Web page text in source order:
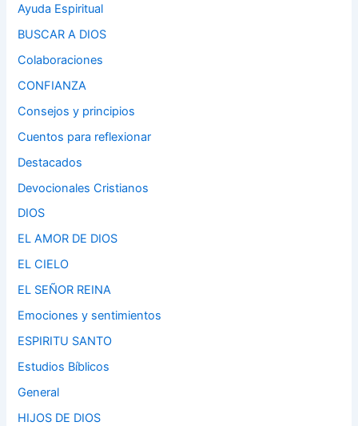
Ayuda Espiritual
BUSCAR A DIOS
Colaboraciones
CONFIANZA
Consejos y principios
Cuentos para reflexionar
Destacados
Devocionales Cristianos
DIOS
EL AMOR DE DIOS
EL CIELO
EL SEÑOR REINA
Emociones y sentimientos
ESPIRITU SANTO
Estudios Bíblicos
General
HIJOS DE DIOS